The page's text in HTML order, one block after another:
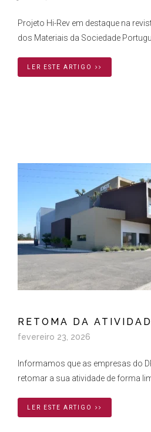
Projeto Hi-Rev em destaque na
dos Materiais da Sociedade
LER ESTE ARTIGO
RETOMA DA
fevereiro 23, 2026
Informamos que as empresas do
retomar a sua atividade de forma
LER ESTE ARTIGO